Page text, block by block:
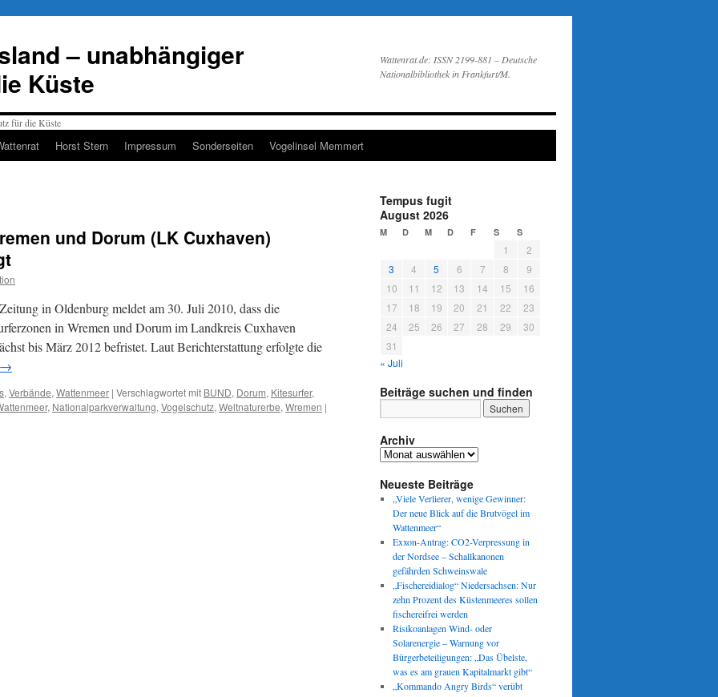
– unabhängiger
Küste
Wattenrat.de: ISSN 2199-881 – Deutsche
Nationalbibliothek in Frankfurt/M.
Horst Stern Impressum Sonderseiten Vogelinsel Memmert
und Dorum (LK Cuxhaven)
in Oldenburg meldet am 30. Juli 2010, dass die
in Wremen und Dorum im Landkreis Cuxhaven
bis März 2012 befristet. Laut Berichterstattung erfolgte die
→
, Verbände, Wattenmeer | Verschlagwortet mit BUND, Dorum, Kitesurfer,
, Nationalparkverwaltung, Vogelschutz, Weltnaturerbe, Wremen |
Tempus fugit
August 2026
M D M D F S S
1
2
3
4 5 6 7 8
9
10
11 12 13 14 15
16
17
18 19 20 21 22
23
24
25 26 27 28 29
30
31
« Juli
Beiträge suchen und finden
Archiv
Archiv
Neueste Beiträge
„Viele Verlierer, wenige Gewinner:
Der neue Blick auf die Brutvögel im
Wattenmeer“
Exxon-Antrag: CO2-Verpressung in
der Nordsee – Schallkanonen
gefährden Schweinswale
„Fischereidialog“ Niedersachsen: Nur
zehn Prozent des Küstenmeeres sollen
fischereifrei werden
Risikoanlagen Wind- oder
Solarenergie – Warnung vor
Bürgerbeteiligungen: „Das Übelste,
was es am grauen Kapitalmarkt gibt“
„Kommando Angry Birds“ verübt